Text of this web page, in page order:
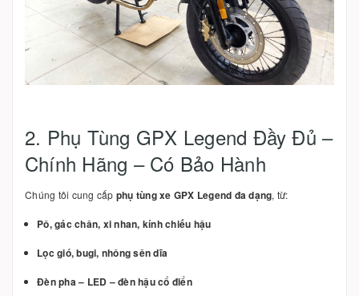
2. Phụ Tùng GPX Legend Đầy Đủ –
Chính Hãng – Có Bảo Hành
Chúng tôi cung cấp phụ tùng xe GPX Legend đa dạng, từ:
Pô, gác chân, xi nhan, kính chiếu hậu
Lọc gió, bugi, nhông sên dĩa
Đèn pha – LED – đèn hậu cổ điển